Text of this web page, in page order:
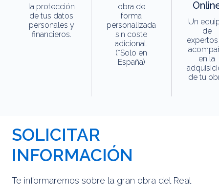
la protección
de tus datos
personales y
financieros.
obra de
forma
personalizada
sin coste
adicional.
(*Solo en
España)
Un
de
en la
de tu
SOLICITAR
INFORMACIÓN
Te informaremos sobre la gran obra del Real